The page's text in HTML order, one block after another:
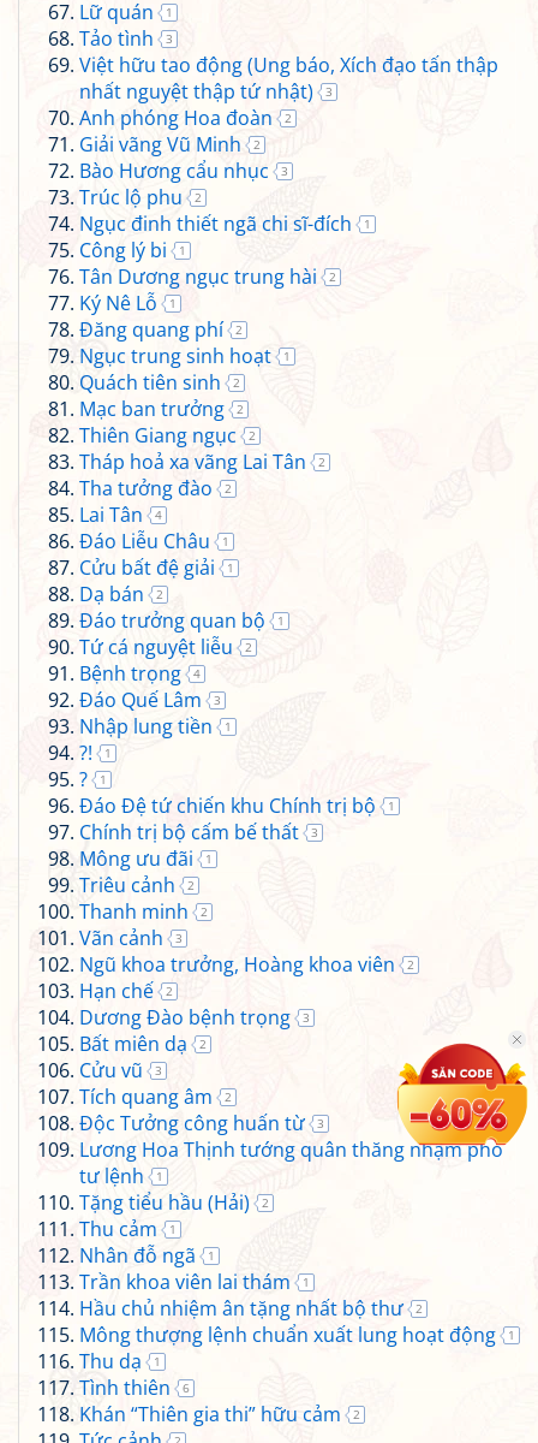
Lữ quán 1
Tảo tình 3
Việt hữu tao động (Ung báo, Xích đạo tấn thập
nhất nguyệt thập tứ nhật)
3
Anh phóng Hoa đoàn 2
Giải vãng Vũ Minh 2
Bào Hương cẩu nhục 3
Trúc lộ phu 2
Ngục đinh thiết ngã chi sĩ-đích 1
Công lý bi 1
Tân Dương ngục trung hài 2
Ký Nê Lỗ 1
Đăng quang phí 2
Ngục trung sinh hoạt 1
Quách tiên sinh 2
Mạc ban trưởng 2
Thiên Giang ngục 2
Tháp hoả xa vãng Lai Tân 2
Tha tưởng đào 2
Lai Tân 4
Đáo Liễu Châu 1
Cửu bất đệ giải 1
Dạ bán 2
Đáo trưởng quan bộ 1
Tứ cá nguyệt liễu 2
Bệnh trọng 4
Đáo Quế Lâm 3
Nhập lung tiền 1
?! 1
? 1
Đáo Đệ tứ chiến khu Chính trị bộ 1
Chính trị bộ cấm bế thất 3
Mông ưu đãi 1
Triêu cảnh 2
Thanh minh 2
Vãn cảnh 3
Ngũ khoa trưởng, Hoàng khoa viên 2
Hạn chế 2
Dương Đào bệnh trọng 3
Bất miên dạ 2
Cửu vũ 3
Tích quang âm 2
Độc Tưởng công huấn từ 3
Lương Hoa Thịnh tướng quân thăng nhậm phó
tư lệnh
1
Tặng tiểu hầu (Hải) 2
Thu cảm 1
Nhân đỗ ngã 1
Trần khoa viên lai thám 1
Hầu chủ nhiệm ân tặng nhất bộ thư 2
Mông thượng lệnh chuẩn xuất lung hoạt động 1
Thu dạ 1
Tình thiên 6
Khán “Thiên gia thi” hữu cảm 2